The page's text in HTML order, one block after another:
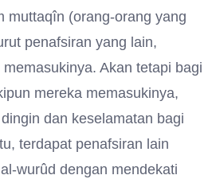
muttaqîn (orang-orang yang
penafsiran yang lain,
Akan tetapi bagi
mereka memasukinya,
dan keselamatan bagi
terdapat penafsiran lain
wurûd dengan mendekati